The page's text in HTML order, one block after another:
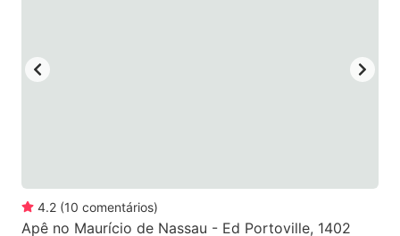
4.2 (10 comentários)
Apê no Maurício de Nassau - Ed Portoville, 1402